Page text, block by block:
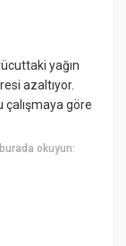
yağın
azaltıyor.
çalışmaya göre
okuyun: